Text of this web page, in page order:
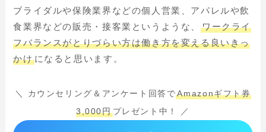
ブライダルや保険業界などの個人営業、アパレルや飲
食業界などの販売・接客業というような、ワークライ
フバランスがとりづらい方は働き方を変える良いきっ
かけになると思います。
＼ カウンセリング＆アンケート回答でAmazonギフト券
3,000円プレゼント中！ ／